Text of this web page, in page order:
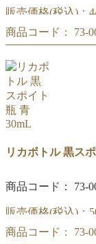
販売価格(税込)：
黒スプレー瓶 透
商品コード： 73-
黒スプレー瓶 透明 30mL
リカボトル 黒ス
商品コード： 73-
販売価格(税込)：
黒スポイト瓶 青
商品コード： 73-